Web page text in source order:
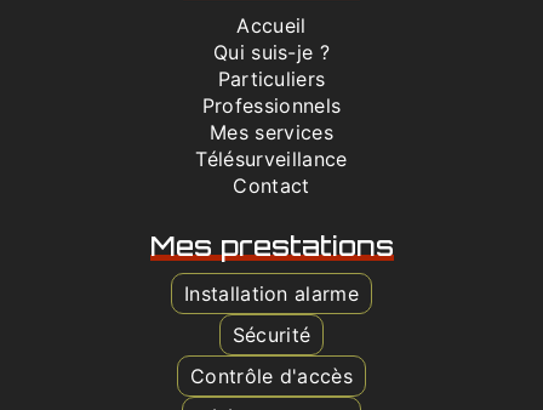
Accueil
Qui suis-je ?
Particuliers
Professionnels
Mes services
Télésurveillance
Contact
Mes prestations
Installation alarme
Sécurité
Contrôle d'accès